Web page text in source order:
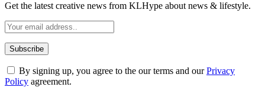
Get the latest creative news from KLHype about news & lifestyle.
By signing up, you agree to the our terms and ourPrivacy
Policy agreement.